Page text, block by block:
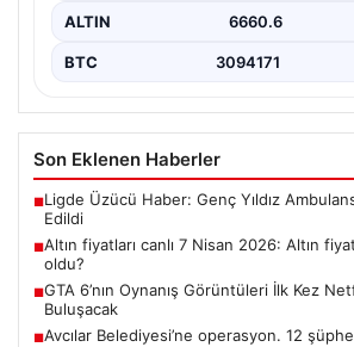
ALTIN 6660.6
BTC 3094171
Son Eklenen Haberler
■Ligde Üzücü Haber: Genç Yıldız
Edildi
■Altın fiyatları canlı 7 Nisan 2026: Altın
oldu?
■GTA 6’nın Oynanış Görüntüleri İlk Kez
Buluşacak
■Avcılar Belediyesi’ne operasyon. 12